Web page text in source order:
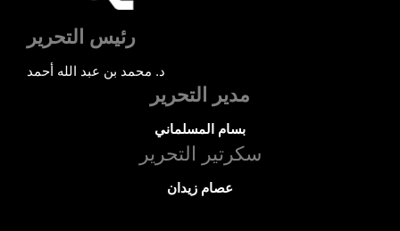
رئيس التحرير
د. محمد بن عبد الله أحمد
مدير التحرير
بسام المسلماني
سكرتير التحرير
عصام زيدان